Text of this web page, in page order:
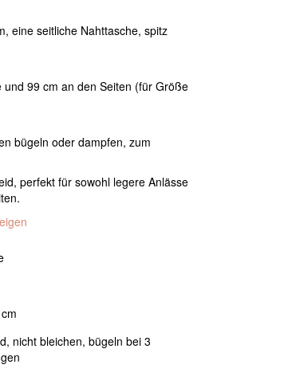
eine seitliche Nahttasche, spitz
99 cm an den Seiten (für Größe
bügeln oder dampfen, zum
perfekt für sowohl legere Anlässe
nicht bleichen, bügeln bei 3